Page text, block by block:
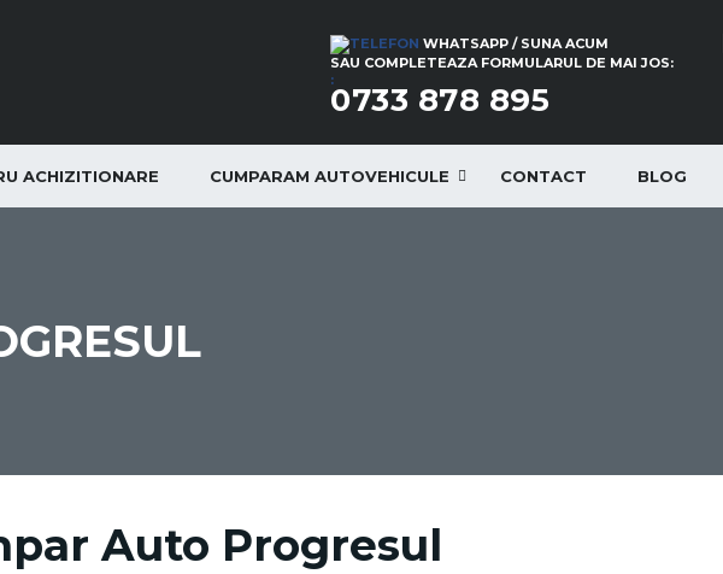
WHATSAPP / SUNA ACUM
SAU COMPLETEAZA FORMULARUL DE MAI JOS:
:
0733 878 895
ACHIZITIONARE CUMPARAM AUTOVEHICULE CONTACT BLOG
Auto Progresul